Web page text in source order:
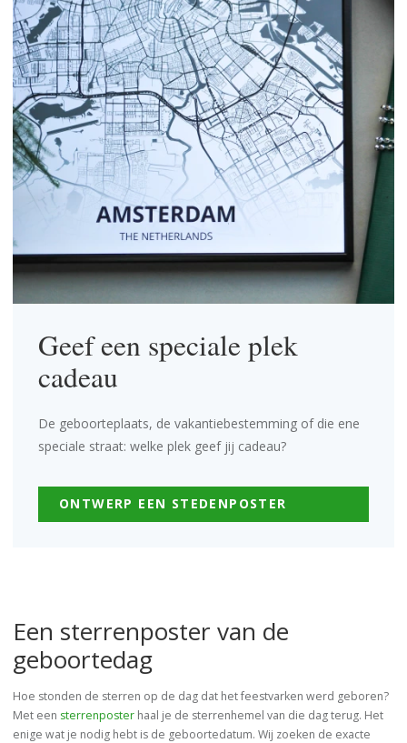
Geef een speciale plek
cadeau
De geboorteplaats, de vakantiebestemming of die ene
speciale straat: welke plek geef jij cadeau?
ONTWERP EEN STEDENPOSTER
Een sterrenposter van de
geboortedag
Hoe stonden de sterren op de dag dat het feestvarken werd geboren?
Met een sterrenposter haal je de sterrenhemel van die dag terug. Het
enige wat je nodig hebt is de geboortedatum. Wij zoeken de exacte